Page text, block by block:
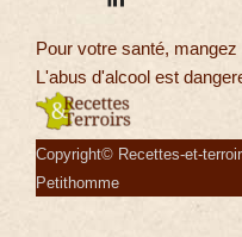
Pour votre santé,
L'abus d'alcool est
Copyright© Recettes-et-
Petithomme